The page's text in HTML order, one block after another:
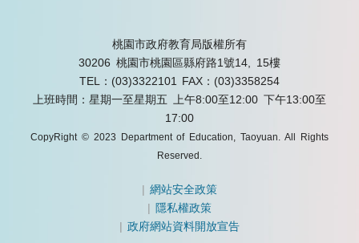
桃園市政府教育局版權所有
30206 桃園市桃園區縣府路1號14, 15樓
TEL：(03)3322101
FAX：(03)3358254
上班時間：星期一至星期五 上午8:00至12:00 下午13:00至
17:00
CopyRight © 2023 Department of Education, Taoyuan. All Rights
Reserved.
|網站安全政策
| 隱私權政策
|政府網站資料開放宣告